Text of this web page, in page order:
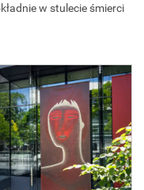
w stulecie śmierci